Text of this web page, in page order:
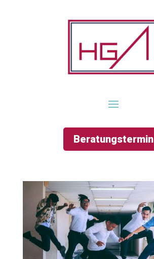
Beratungstermin